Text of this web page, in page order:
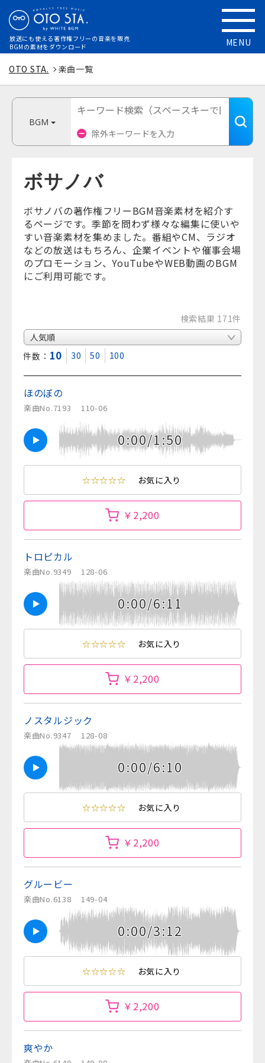
放送にも使える著作権フリーの音楽を販売
BGMの素材をダウンロード
MENU
OTO STA. 楽曲一覧
BGM
ボサノバ
ボサノバの著作権フリーBGM音楽素材を紹介す
るページです。季節を問わず様々な編集に使いや
すい音楽素材を集めました。番組やCM、ラジオ
などの放送はもちろん、企業イベントや催事会場
のプロモーション、YouTubeやWEB動画のBGM
にご利用可能です。
検索結果 171件
表示件数： 10 30 50 100
ほのぼの
楽曲No.7193 110-06
0:00/1:50
☆☆☆☆☆ お気に入り
￥2,200
トロピカル
楽曲No.9349 128-06
0:00/6:11
☆☆☆☆☆ お気に入り
￥2,200
ノスタルジック
楽曲No.9347 128-08
0:00/6:10
☆☆☆☆☆ お気に入り
￥2,200
グルービー
楽曲No.6138 149-04
0:00/3:12
☆☆☆☆☆ お気に入り
￥2,200
爽やか